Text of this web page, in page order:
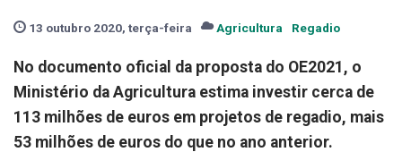
13 outubro 2020, terça-feira Agricultura Regadio
No documento oficial da proposta do OE2021, o
Ministério da Agricultura estima investir cerca de
113 milhões de euros em projetos de regadio, mais
53 milhões de euros do que no ano anterior.